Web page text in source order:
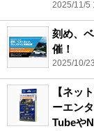
2025/11/5
刻め、
催！
2025/10/
【ネッ
ーエン
Tubeや